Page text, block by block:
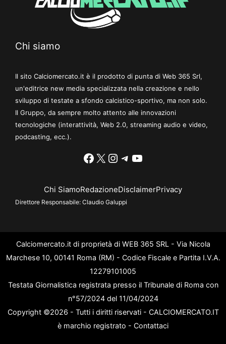
Chi siamo
Il sito Calciomercato.it è il prodotto di punta di Web 365 Srl,
un'editrice new media specializzata nella creazione e nello
sviluppo di testate a sfondo calcistico-sportivo, ma non solo.
Il Gruppo, da sempre molto attento alle innovazioni
tecnologiche (interattività, Web 2.0, streaming audio e video,
podcasting, ecc.).
Facebook
X Instagram
Telegram
YouTube
Chi SiamoRedazioneDisclaimerPrivacy
Direttore Responsabile: Claudio Galuppi
Calciomercato.it di proprietà di WEB 365 SRL - Via Nicola
Marchese 10, 00141 Roma (RM) - Codice Fiscale e Partita I.V.A.
12279101005
Testata Giornalistica registrata presso il Tribunale di Roma con
n°57/2024 del 11/04/2024
Copyright ©2026 - Tutti i diritti riservati - CALCIOMERCATO.IT
è marchio registrato - Contattaci